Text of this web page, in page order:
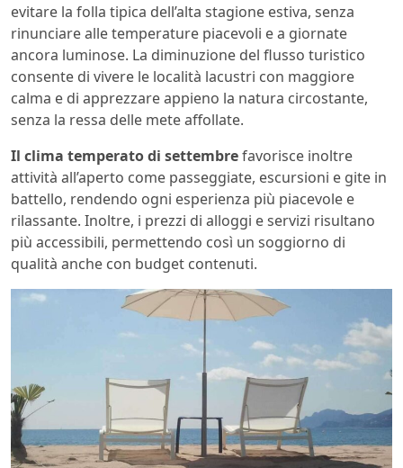
evitare la folla tipica dell’alta stagione estiva, senza
rinunciare alle temperature piacevoli e a giornate
ancora luminose. La diminuzione del flusso turistico
consente di vivere le località lacustri con maggiore
calma e di apprezzare appieno la natura circostante,
senza la ressa delle mete affollate.
Il clima temperato di settembrefavorisce inoltre
attività all’aperto come passeggiate, escursioni e gite in
battello, rendendo ogni esperienza più piacevole e
rilassante. Inoltre, i prezzi di alloggi e servizi risultano
più accessibili, permettendo così un soggiorno di
qualità anche con budget contenuti.